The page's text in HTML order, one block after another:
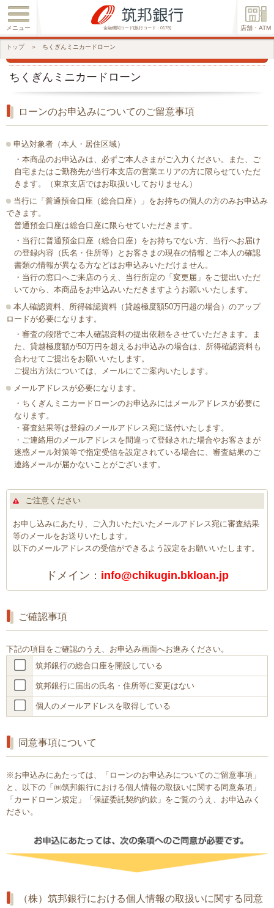
金融機関コード[銀行コード：0178]
メニュー 店舗・ATM
トップ ＞ ちくぎんミニカードローン
ちくぎんミニカードローン
ローンのお申込みについてのご留意事項
申込対象者（本人・居住区域）
・本商品のお申込みは、必ずご本人さまがご入力ください。また、ご
自宅またはご勤務先が当行本支店の営業エリアの方に限らせていただ
きます。（東京支店ではお取扱いしておりません）
当行に「普通預金口座（総合口座）」をお持ちの個人の方のみお申込み
できます。
普通預金口座は総合口座に限らせていただきます。
・当行に普通預金口座（総合口座）をお持ちでない方、当行へお届け
の登録内容（氏名・住所等）とお客さまの現在の情報とご本人の確認
書類の情報が異なる方などはお申込みいただけません。
・当行の窓口へご来店のうえ、当行所定の「変更届」をご提出いただ
いてから、本商品をお申込みいただきますようお願いいたします。
本人確認資料、所得確認資料（貸越極度額50万円超の場合）のアップ
ロードが必要になります。
・審査の段階でご本人確認資料の提出依頼をさせていただきます。ま
た、貸越極度額が50万円を超えるお申込みの場合は、所得確認資料も
合わせてご提出をお願いいたします。
ご提出方法については、メールにてご案内いたします。
メールアドレスが必要になります。
・ちくぎんミニカードローンのお申込みにはメールアドレスが必要に
なります。
・審査結果等は登録のメールアドレス宛に送付いたします。
・ご連絡用のメールアドレスを間違って登録された場合やお客さまが
迷惑メール対策等で指定受信を設定されている場合に、審査結果のご
連絡メールが届かないことがございます。
ご注意ください
お申し込みにあたり、ご入力いただいたメールアドレス宛に審査結果
等のメールをお送りいたします。
以下のメールアドレスの受信ができるよう設定をお願いいたします。
ドメイン： info@chikugin.bkloan.jp
ご確認事項
下記の項目をご確認のうえ、お申込み画面へお進みください。
筑邦銀行の総合口座を開設している
筑邦銀行に届出の氏名・住所等に変更はない
個人のメールアドレスを取得している
同意事項について
※お申込みにあたっては、「ローンのお申込みについてのご留意事項」
と、以下の「㈱筑邦銀行における個人情報の取扱いに関する同意条項」
「カードローン規定」「保証委託契約約款」をご覧のうえ、お申込みく
ださい。
（株）筑邦銀行における個人情報の取扱いに関する同意